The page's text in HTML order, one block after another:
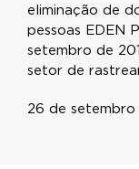
eliminação de
pessoas EDEN
setembro de
setor de
26 de setembro